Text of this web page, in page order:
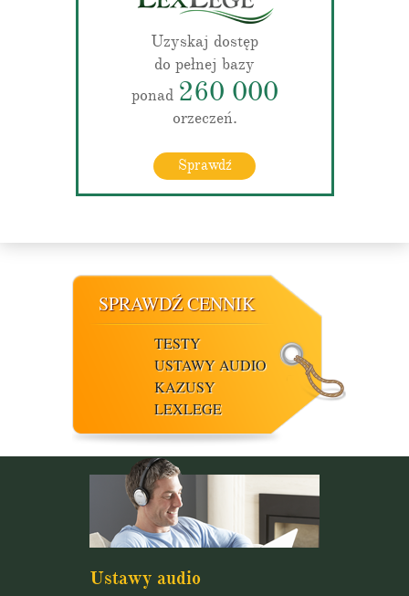
Uzyskaj dostęp
do pełnej bazy
ponad 260 000
orzeczeń.
Sprawdź
SPRAWDŹ CENNIK
TESTY
USTAWY AUDIO
KAZUSY
LEXLEGE
Ustawy audio